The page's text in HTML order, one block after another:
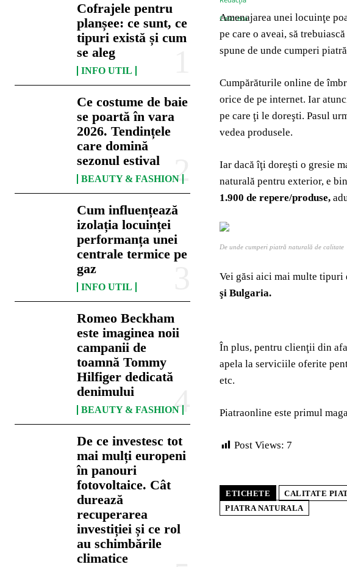
Cofrajele pentru
planșee: ce sunt, ce
tipuri există și cum
se aleg
INFO UTIL
Ce costume de baie
se poartă în vara
2026. Tendințele
care domină
sezonul estival
BEAUTY & FASHION
Cum influențează
izolația locuinței
performanța unei
centrale termice pe
gaz
INFO UTIL
Romeo Beckham
este imaginea noii
campanii de
toamnă Tommy
Hilfiger dedicată
denimului
BEAUTY & FASHION
De ce investesc tot
mai mulți europeni
în panouri
fotovoltaice. Cât
durează
recuperarea
investiției și ce rol
au schimbările
climatice
Amenajarea unei locuinţe
pe care o aveai, să
spune de unde cumperi
Cumpărăturile online de
orice de pe internet. Iar
pe care ţi le doreşti. Pasul
vedea produsele.
Iar dacă îţi doreşti o gresie
naturală pentru exterior, e
1.900 de repere/produse,
De unde cumperi piatră naturală de calitate
Vei găsi aici mai multe
şi Bulgaria.
În plus, pentru clienţii din
apela la serviciile oferite
etc.
Piatraonline este primul
Post Views: 7
ETICHETE CALITATE
PIATRA NATURALA